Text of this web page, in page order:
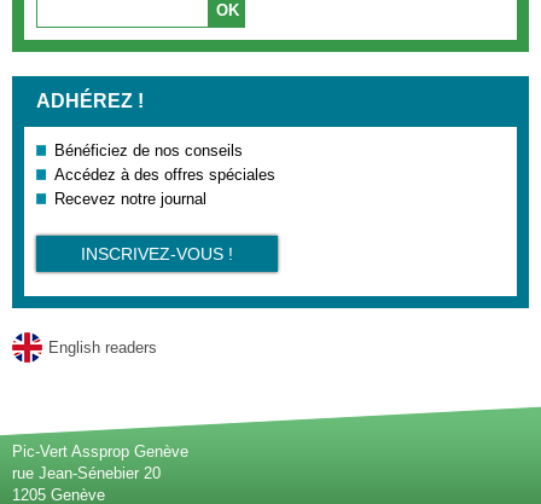
ADHÉREZ !
Bénéficiez de nos conseils
Accédez à des offres spéciales
Recevez notre journal
INSCRIVEZ-VOUS !
English readers
Pic-Vert Assprop Genève
rue Jean-Sénebier 20
1205 Genève